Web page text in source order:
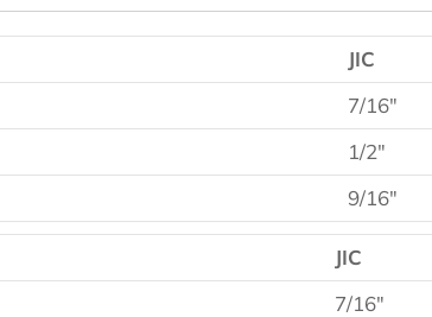
JIC
7/16″
1/2″
9/16″
JIC
7/16″